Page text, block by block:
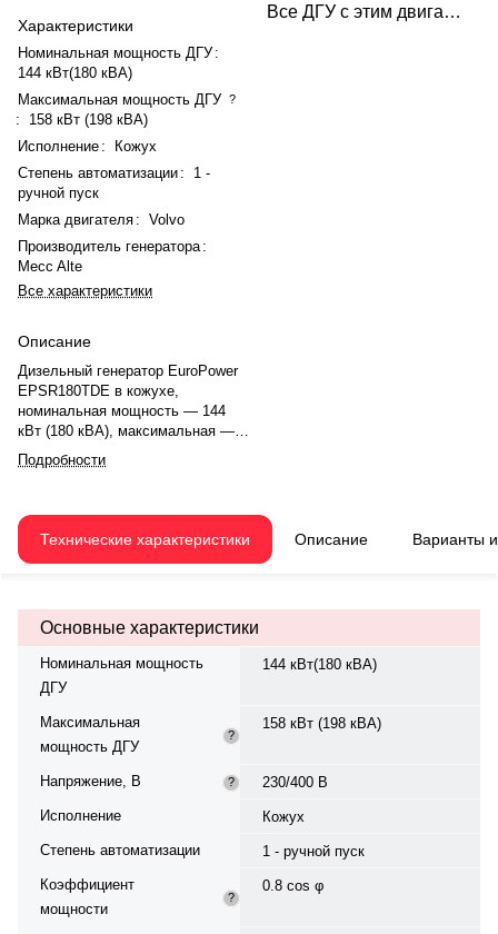
Характеристики
Номинальная мощность ДГУ :
144 кВт(180 кВА)
Максимальная мощность ДГУ ?
:
158 кВт (198 кВА)
Исполнение :
Кожух
Степень автоматизации :
1 -
ручной пуск
Марка двигателя : Volvo
Производитель генератора :
Mecc Alte
Все характеристики
Описание
Дизельный генератор EuroPower
EPSR180TDE в кожухе,
номинальная мощность — 144
кВт (180 кВА), максимальная —
158 кВт (198 кВА). Двигатель
Volvo TAD 732 GE, рядный, 6-
Система охлаждения —
жидкостная. Частота вращения
230/400 В, 50 Гц. Топливо —
дизель, бак 1250 л. Расход
л/ч. Время автономной работы —
40 ч. Уровень шума — 72 дБ. Вес
3600×1230×2530 мм.
Производство: Бельгия, гарантия
моточасов.
Подробности
Все ДГУ с этим двигателем
Технические характеристики Описание Варианты
Основные характеристики
Номинальная мощность
ДГУ
144 кВт(180 кВА)
Максимальная
мощность ДГУ
?
158 кВт (198 кВА)
Напряжение, В ?
230/400 В
Исполнение
Кожух
Степень автоматизации
1 - ручной пуск
Коэффициент
мощности
?
0.8 cos φ